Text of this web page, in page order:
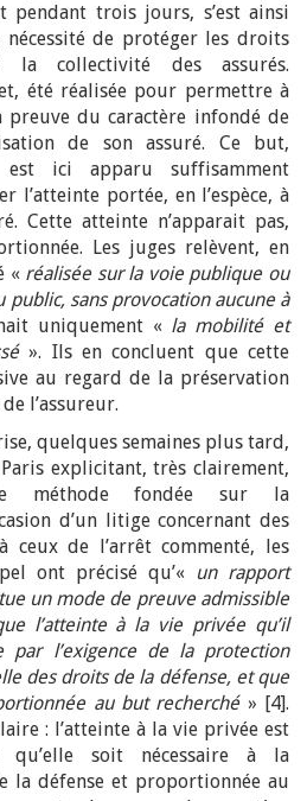
trois jours, s’est ainsi
de protéger les droits
collectivité des assurés.
été réalisée pour permettre à
preuve du caractère infondé de
de son assuré. Ce but,
ici apparu suffisamment
portée, en l’espèce, à
Cette atteinte n’apparait pas,
Les juges relèvent, en
« réalisée sur la voie publique ou
public, sans provocation aucune à
uniquement « la mobilité et
». Ils en concluent que cette
au regard de la préservation
l’assureur.
quelques semaines plus tard,
explicitant, très clairement,
méthode fondée sur la
d’un litige concernant des
ceux de l’arrêt commenté, les
ont précisé qu’« un rapport
un mode de preuve admissible
l’atteinte à la vie privée qu’il
par l’exigence de la protection
des droits de la défense, et que
au but recherché » [4].
: l’atteinte à la vie privée est
qu’elle soit nécessaire à la
la défense et proportionnée au